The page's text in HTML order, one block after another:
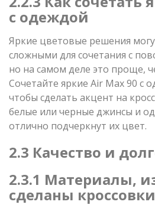
с одеждой
Яркие цветовые решения
сложными для сочетания с
но на самом деле это проще,
Сочетайте яркие Air Max 90
чтобы сделать акцент на
белые или черные джинсы и
отлично подчеркнут их цвет.
2.3 Качество и
2.3.1 Материалы,
сделаны кроссовки